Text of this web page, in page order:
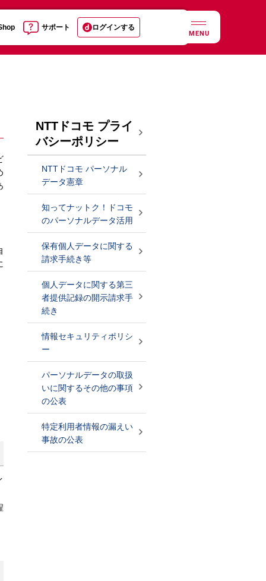
サポート ログインする
MENU
NTTドコモ プライ
バシーポリシー
NTTドコモ パーソナル
データ憲章
知ってナットク！ドコモ
のパーソナルデータ活用
保有個人データに関する
請求手続き等
個人データに関する第三
者提供記録の開示請求手
続き
情報セキュリティポリシ
ー
パーソナルデータの取扱
いに関するその他の事項
の公表
特定利用者情報の漏えい
事故の公表